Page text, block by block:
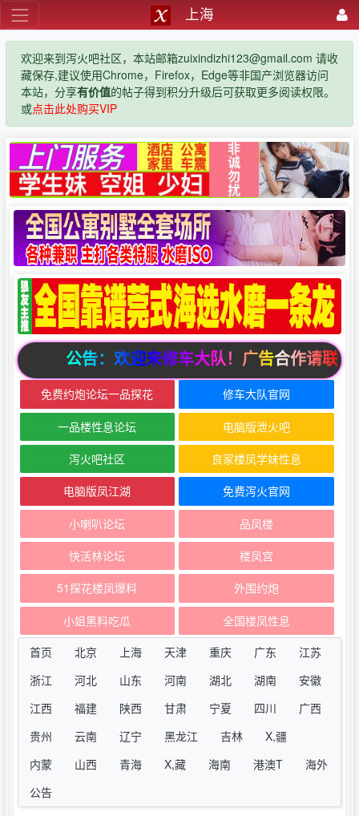
上海
欢迎来到泻火吧社区，本站邮箱zuixindizhi123@gmail.com 请收
藏保存,建议使用Chrome，Firefox，Edge等非国产浏览器访问
本站，分享有价值的帖子得到积分升级后可获取更多阅读权限。
或点击此处购买VIP
公告：欢迎来修车大队！广告合作请联
免费约炮论坛一品探花 修车大队官网
一品楼性息论坛 电脑版泄火吧
泻火吧社区 良家楼凤学妹性息
电脑版凤江湖 免费泻火官网
小喇叭论坛 品凤楼
快活林论坛 楼凤宫
51探花楼凤爆料 外围约炮
小姐黑料吃瓜
全国楼凤性息
首页
北京 上海 天津 重庆 广东
江苏
浙江
河北 山东 河南 湖北 湖南
安徽
江西
福建 陕西 甘肃 宁夏 四川
广西
贵州
云南 辽宁 黑龙江 吉林
X,疆
内蒙
山西 青海 X,藏 海南 港澳T
海外
公告